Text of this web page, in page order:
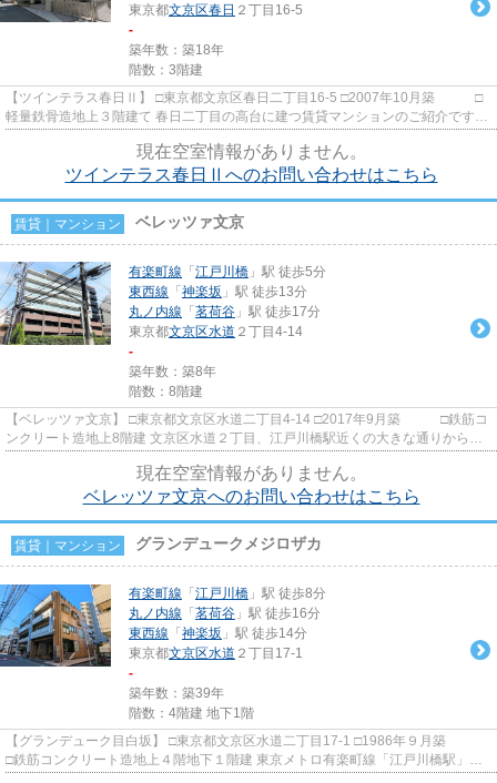
東京都文京区春日 ２丁目16-5
-
築年数：築18年
階数：3階建
【ツインテラス春日Ⅱ】 □東京都文京区春日二丁目16-5 □2007年10月築 □
軽量鉄骨造地上３階建て 春日二丁目の高台に建つ賃貸マンションのご紹介です。
現在空室情報がありません。
ツインテラス春日Ⅱへのお問い合わせはこちら
賃貸｜マンション ベレッツァ文京
有楽町線 「 江戸川橋 」駅 徒歩5分
東西線 「 神楽坂 」駅 徒歩13分
丸ノ内線 「 茗荷谷 」駅 徒歩17分
東京都文京区水道 ２丁目4-14
-
築年数：築8年
階数：8階建
【ベレッツァ文京】 □東京都文京区水道二丁目4-14 □2017年9月築 □鉄筋コ
ンクリート造地上8階建 文京区水道２丁目、江戸川橋駅近くの大きな通りから中
現在空室情報がありません。
ベレッツァ文京へのお問い合わせはこちら
賃貸｜マンション グランデュークメジロザカ
有楽町線 「 江戸川橋 」駅 徒歩8分
丸ノ内線 「 茗荷谷 」駅 徒歩16分
東西線 「 神楽坂 」駅 徒歩14分
東京都文京区水道 ２丁目17-1
-
築年数：築39年
階数：4階建 地下1階
【グランデューク目白坂】 □東京都文京区水道二丁目17-1 □1986年９月築
□鉄筋コンクリート造地上４階地下１階建 東京メトロ有楽町線「江戸川橋駅」徒